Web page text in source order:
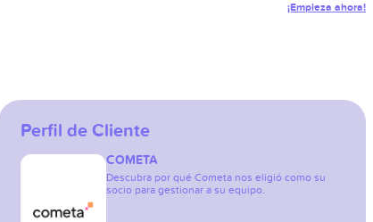
¡Empieza ahora!
Perfil de Cliente
COMETA
Descubra por qué Cometa nos eligió como su
socio para gestionar a su equipo.